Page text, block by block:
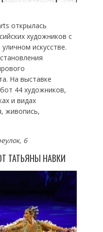
открылась
художников с
искусстве.
На выставке
44 художников,
и видах
живопись,
6
ТАТЬЯНЫ НАВКИ